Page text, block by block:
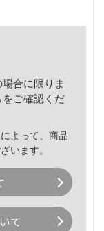
合に限りま
をご確認くだ
よって、商品
います。
て